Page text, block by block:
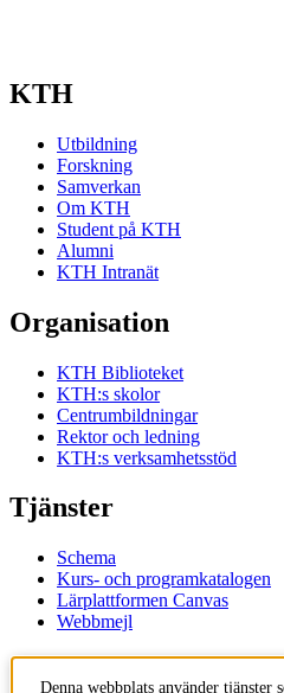
KTH
Utbildning
Forskning
Samverkan
Om KTH
Student på KTH
Alumni
KTH Intranät
Organisation
KTH Biblioteket
KTH:s skolor
Centrumbildningar
Rektor och ledning
KTH:s verksamhetsstöd
Tjänster
Schema
Kurs- och programkatalogen
Lärplattformen Canvas
Webbmejl
Denna webbplats använder